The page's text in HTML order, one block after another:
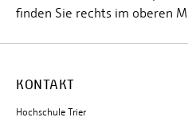
finden Sie rechts im oberen
KONTAKT
Hochschule Trier